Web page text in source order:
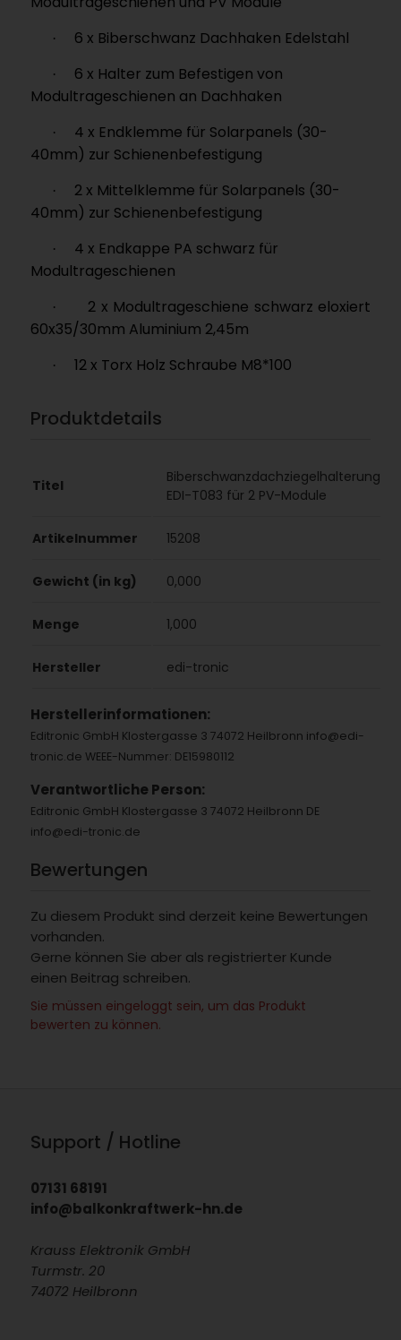
· 6 x Biberschwanz Dachhaken Edelstahl
·
6 x Halter zum Befestigen von
Modultrageschienen an Dachhaken
·
4 x Endklemme für Solarpanels (30-
40mm) zur Schienenbefestigung
·
2 x Mittelklemme für Solarpanels (30-
40mm) zur Schienenbefestigung
·
4 x Endkappe PA schwarz für
Modultrageschienen
·
2 x Modultrageschiene schwarz eloxiert
60x35/30mm Aluminium 2,45m
· 12 x Torx Holz Schraube M8*100
Produktdetails
Titel
Biberschwanzdachziegelhalterung
EDI-T083 für 2 PV-Module
Artikelnummer 15208
Gewicht (in kg) 0,000
Menge 1,000
Hersteller edi-tronic
Herstellerinformationen:
Editronic GmbH Klostergasse 3 74072 Heilbronn info@edi-
tronic.de WEEE-Nummer: DE15980112
Verantwortliche Person:
Editronic GmbH Klostergasse 3 74072 Heilbronn DE
info@edi-tronic.de
Bewertungen
Zu diesem Produkt sind derzeit keine Bewertungen
vorhanden.
Gerne können Sie aber als registrierter Kunde
einen Beitrag schreiben.
Sie müssen eingeloggt sein, um das Produkt
bewerten zu können.
Support / Hotline
07131 68191
info@balkonkraftwerk-hn.de
Krauss Elektronik GmbH
Turmstr. 20
74072 Heilbronn